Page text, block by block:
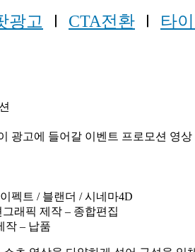
광고 Ⅰ CTA전환 Ⅰ 타
광고에 들어갈 이벤트 프로모션 영
펙트 / 블랜더 / 시네마4D
래픽 제작 – 종합편집
작 – 납품